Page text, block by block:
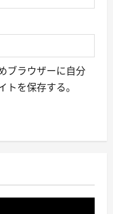
ブラウザーに自分
を保存する。